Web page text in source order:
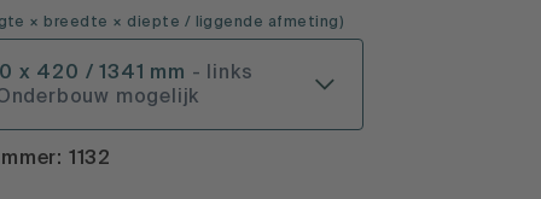
× breedte × diepte / liggende afmeting )
x 420 / 1341 mm - links
mogelijk
1132